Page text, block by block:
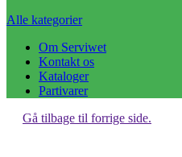
Alle kategorier
Om Serviwet
Kontakt os
Kataloger
Partivarer
Gå tilbage til forrige side.